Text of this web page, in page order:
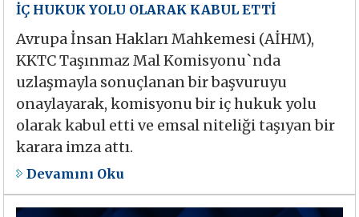
İÇ HUKUK YOLU OLARAK KABUL ETTİ
Avrupa İnsan Hakları Mahkemesi (AİHM),
KKTC Taşınmaz Mal Komisyonu`nda
uzlaşmayla sonuçlanan bir başvuruyu
onaylayarak, komisyonu bir iç hukuk yolu
olarak kabul etti ve emsal niteliği taşıyan bir
karara imza attı.
Devamını Oku